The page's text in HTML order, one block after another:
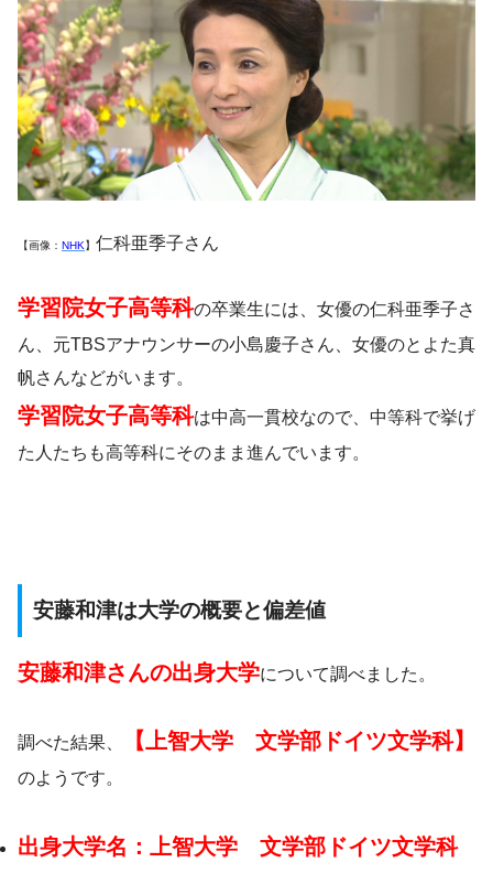
【画像： NHK】 仁科亜季子さん
学習院女子高等科の卒業生には、女優の仁科亜季子さ
ん、元TBSアナウンサーの小島慶子さん、女優のとよた真
帆さんなどがいます。
学習院女子高等科は中高一貫校なので、中等科で挙げ
た人たちも高等科にそのまま進んでいます。
安藤和津は大学の概要と偏差値
安藤和津さんの出身大学について調べました。
調べた結果、 【上智大学 文学部ドイツ文学科】
のようです。
出身大学名：上智大学 文学部ドイツ文学科